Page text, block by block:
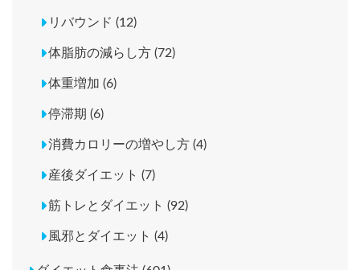
リバウンド (12)
体脂肪の減らし方 (72)
体重増加 (6)
停滞期 (6)
消費カロリーの増やし方 (4)
産後ダイエット (7)
筋トレとダイエット (92)
風邪とダイエット (4)